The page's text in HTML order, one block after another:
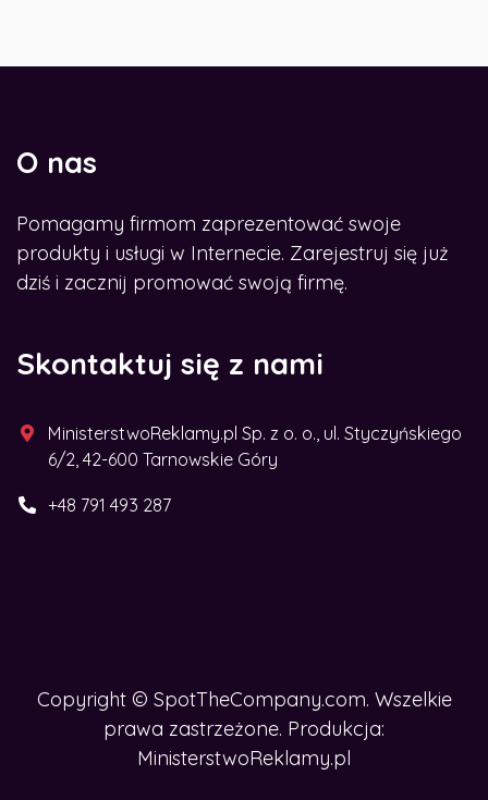
O nas
Pomagamy firmom zaprezentować swoje
produkty i usługi w Internecie. Zarejestruj się już
dziś i zacznij promować swoją firmę.
Skontaktuj się z nami
MinisterstwoReklamy.pl Sp. z o. o., ul. Styczyńskiego
6/2, 42-600 Tarnowskie Góry
+48 791 493 287
Copyright © SpotTheCompany.com. Wszelkie
prawa zastrzeżone. Produkcja:
MinisterstwoReklamy.pl
CHCESZ ROZWINĄĆ BIZNES W